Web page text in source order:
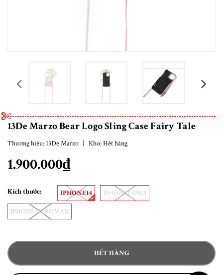
prev
13De Marzo Bear Logo Sling Case Fairy Tale
Thương hiệu: 13De Marzo | Kho:Hết hàng
1.900.000₫
Kích thước: IPHONE14 IPHONE14PRO
IPHONE14PROMAX
HẾT HÀNG